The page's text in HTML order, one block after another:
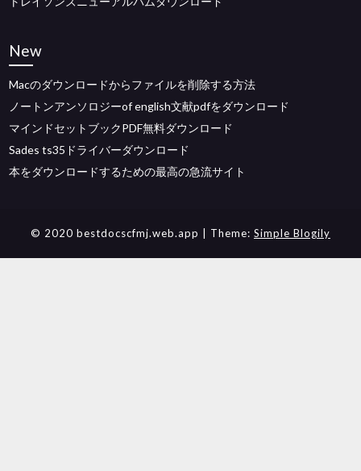
New
Macのダウンロードからファイルを削除する方法
ノートンアンソロジーof english文献pdfをダウンロード
マインドセットブックPDF無料ダウンロード
Sades ts35ドライバーダウンロード
本をダウンロードするための最高の急流サイト
© 2020 bestdocscfmj.web.app | Theme: Simple Blogily